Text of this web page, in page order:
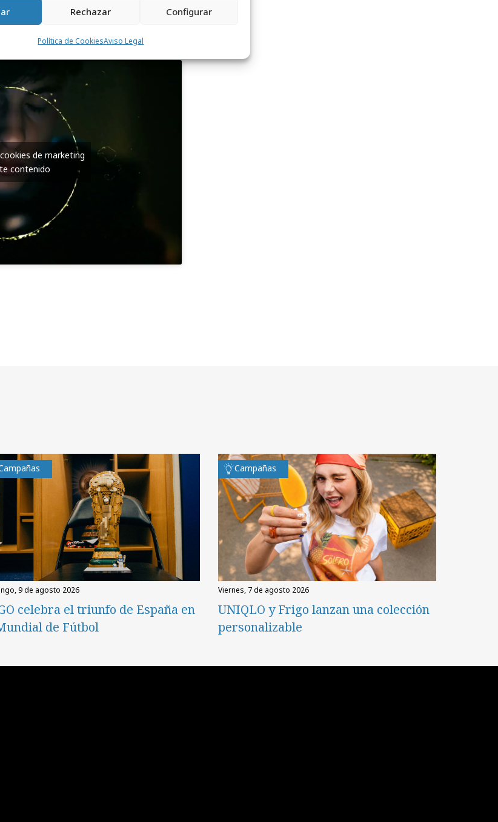
Rechazar Configurar
Política de CookiesAviso Legal
a los trastornos del sueño
pública y una tarea
de marketing
contenido
9 de agosto 2026
celebra el triunfo de España en
de Fútbol
Campañas
viernes, 7 de agosto 2026
UNIQLO y Frigo lanzan una colección
personalizable